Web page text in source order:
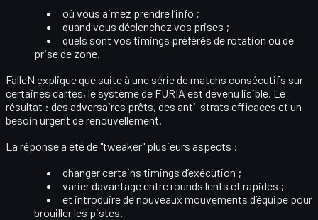
où vous aimez prendre l’info ;
quand vous déclenchez vos prises ;
quels sont vos timings préférés de rotation ou de
prise de zone.
FalleN explique que suite à une série de matchs consécutifs sur
certaines cartes, le système de FURIA est devenu lisible. Le
résultat : des adversaires prêts, des anti-strats efficaces et un
besoin urgent de renouvellement.
La réponse a été de"tweaker" plusieurs aspects :
changer certains timings d’exécution ;
varier davantage entrerounds lents et rapides ;
et introduire de nouveaux mouvements d’équipe pour
brouiller les pistes.